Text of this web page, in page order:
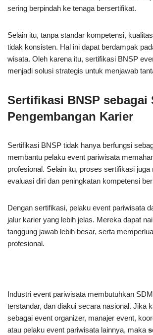
sering berpindah ke tenaga bersertifikat.
Selain itu, tanpa standar kompetensi,
tidak konsisten. Hal ini dapat berdampak
wisata. Oleh karena itu, sertifikasi BNSP
menjadi solusi strategis untuk menjawab
Sertifikasi BNSP sebagai
Pengembangan Karier
Sertifikasi BNSP tidak hanya berfungsi
membantu pelaku event pariwisata
profesional. Selain itu, proses sertifikasi juga
evaluasi diri dan peningkatan kompetensi
Dengan sertifikasi, pelaku event pariwisata
jalur karier yang lebih jelas. Mereka dapat
tanggung jawab lebih besar, serta
profesional.
Industri event pariwisata membutuhkan
terstandar, dan diakui secara nasional. Jika
sebagai event organizer, manajer event,
atau pelaku event pariwisata lainnya, maka